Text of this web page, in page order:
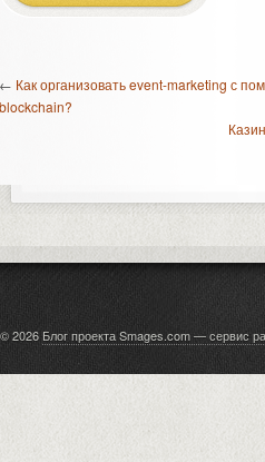
Как организовать event-marketing с
© 2026 Блог проекта Smages.com — сервис